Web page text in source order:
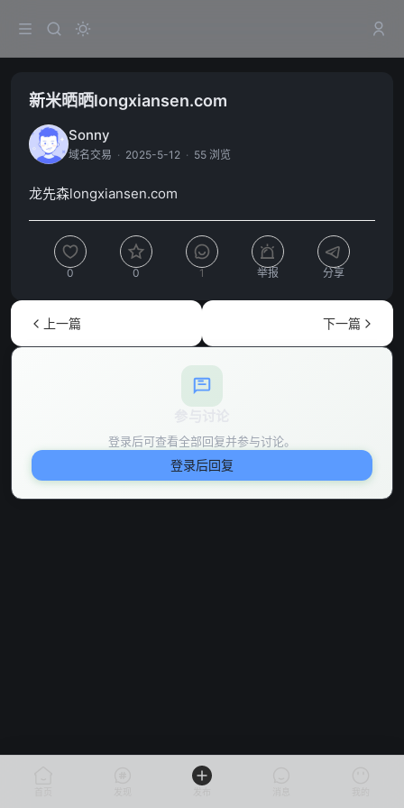
新米晒晒longxiansen.com
Sonny
域名交易 · 2025-5-12 · 55 浏览
龙先森longxiansen.com
0 0 1 举报 分享
上一篇 下一篇
登录后可查看全部回复并参与讨论。
登录后回复